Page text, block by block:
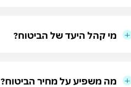
מי קהל היעד של הביטוח?
מה משפיע על מחיר הביטוח?